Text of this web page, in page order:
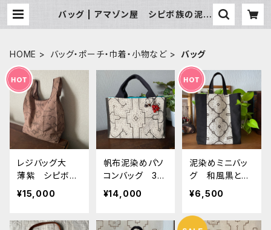
バッグ | アマゾン屋 シピボ族の泥染
HOME バッグ・ポーチ・巾着・小物など バッグ
レジバッグ大
薄紫 シピボ族
の泥染め 38c
¥15,000
帆布泥染めパソ
コンバッグ 33
x21x5cm パソ
コンケース シ
¥14,000
泥染めミニバッ
グ 和風黒と
梅 シピボ族の
泥染め オリジ
ナルバッグ A4幅
¥6,500